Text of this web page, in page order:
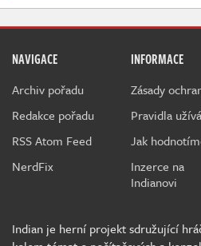
NAVIGACE
Archiv pořadu
Redakce pořadu
RSS Atom Feed
NerdFix
INFORMACE
Zásady
Pravidla
Jak
Inzerce na
Indianovi
Indian je herní projekt sdružující